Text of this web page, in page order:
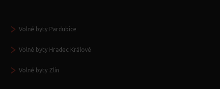
Volné byty Pardubice
Volné byty Hradec Králové
Volné byty Zlín